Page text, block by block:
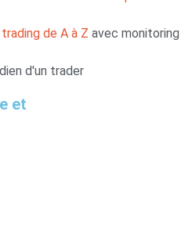
de A à Z avec monitoring
d'un trader
et